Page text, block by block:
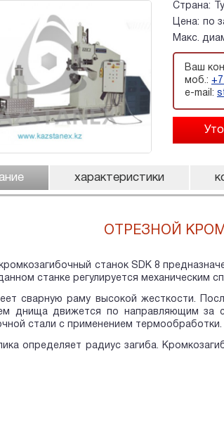
Страна:
Цена: по
Макс.
Ваш
моб.:
e-mail:
характеристики
ОТРЕЗНОЙ
станок SDK 8
станке регулируется механическим
сварную раму высокой жесткости.
днища движется по направляющим за
стали с применением термообработки.
определяет радиус загиба.